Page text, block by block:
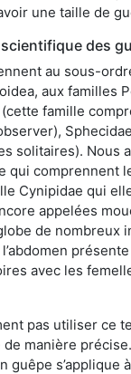
une taille de
des
au sous-
aux familles
famille
solitaires). Nous
qui comprennent
Cynipidae qui
appelées
de nombreux
avec les
pas utiliser ce
manière
guêpe s’applique